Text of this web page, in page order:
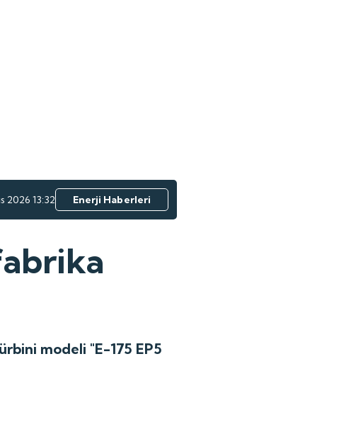
2026 13:32 Enerji Haberleri
modeli "E-175 EP5